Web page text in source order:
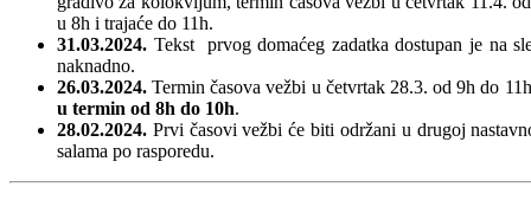
u 8h i trajaće do 11h.
31.03.2024. Tekst prvog domaćeg zadatka dostupan je na
naknadno.
26.03.2024. Termin časova vežbi u četvrtak 28.3. od 9h do
u termin od 8h do 10h.
28.02.2024. Prvi časovi vežbi će biti održani u drugoj
salama po rasporedu.